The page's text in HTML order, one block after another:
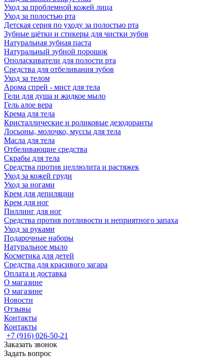
Уход за проблемной кожей лица
Уход за полостью рта
Детская серия по уходу за полостью рта
Зубные щётки и стикеры для чистки зубов
Натуральная зубная паста
Натуральный зубной порошок
Ополаскиватели для полости рта
Средства для отбеливания зубов
Уход за телом
Арома спрей - мист для тела
Гели для душа и жидкое мыло
Гель алое вера
Крема для тела
Кристаллические и роликовые дезодоранты
Лосьоны, молочко, муссы для тела
Масла для тела
Отбеливающие средства
Скрабы для тела
Средства против целлюлита и растяжек
Уход за кожей груди
Уход за ногами
Крем для депиляции
Крем для ног
Пиллинг для ног
Средства против потливости и неприятного запаха
Уход за руками
Подарочные наборы
Натуральное мыло
Косметика для детей
Средства для красивого загара
Оплата и доставка
О магазине
О магазине
Новости
Отзывы
Контакты
Контакты
+7 (916) 026-50-21
Заказать звонок
Задать вопрос